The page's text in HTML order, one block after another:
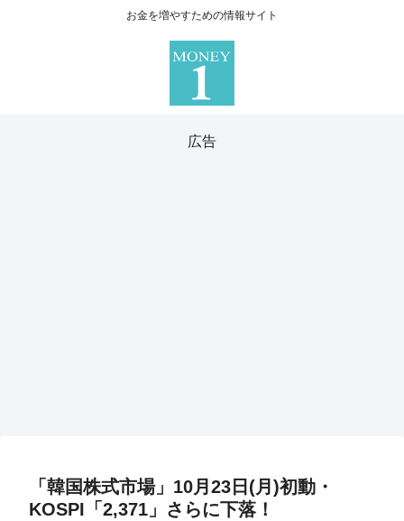
お金を増やすための情報サイト
広告
「韓国株式市場」10月23日(月)初動・
KOSPI「2,371」さらに下落！